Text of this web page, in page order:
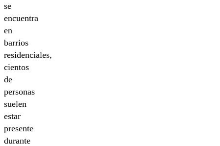
se
encuentra
en
barrios
residenciales,
cientos
de
personas
suelen
estar
presente
durante